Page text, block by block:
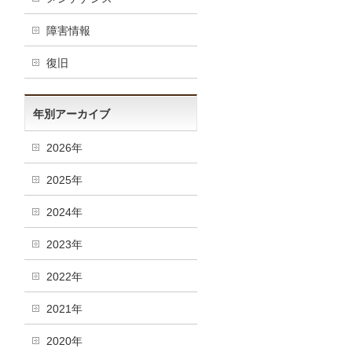
障害情報
復旧
年別アーカイブ
2026年
2025年
2024年
2023年
2022年
2021年
2020年